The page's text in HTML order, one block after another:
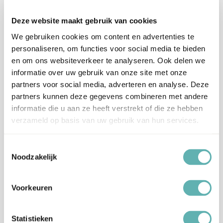
Deze website maakt gebruik van cookies
We gebruiken cookies om content en advertenties te
personaliseren, om functies voor social media te bieden
en om ons websiteverkeer te analyseren. Ook delen we
informatie over uw gebruik van onze site met onze
partners voor social media, adverteren en analyse. Deze
partners kunnen deze gegevens combineren met andere
informatie die u aan ze heeft verstrekt of die ze hebben
verzameld op basis van uw gebruik van hun services.
Noodzakelijk
Voorkeuren
Statistieken
Ingrediënten
Suiker, fructose, (runder)gelatine,
maracuja, abrikoos), citroenzuurzuur,
gemodificeerd zetmeel, zetmeel, smaakstof,
glucosestroop, kleurcentrales concentraten
(saffloer, citroen).
Allergenen Dit product bevat Gelatine.
Artikelnummer 1006600
4037157007244